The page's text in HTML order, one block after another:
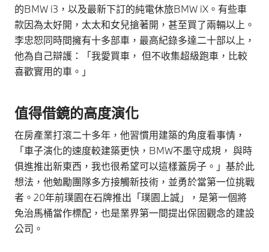
的BMW i3，以及最新下訂的純電休旅BMW iX。有些車
款因為太好開，太太和女兒搶著開，甚至買了兩輛以上。
李忠恕同時間擁有十多部車，最高紀錄多達二十部以上，
他為自己辯護：「我愛買車， 但不收集超級跑車，比較
喜歡實用的車。」
值得借鏡的高度演化
在房產業打滾二十多年，他習慣用建築的角度看事情，
「車子演化的速度較建築更快，BMW不墨守成規， 與時
俱進推出新東西，我也很希望可以這樣蓋房子。」基於此
想法，他勉勵團隊多方接觸新技術，並勇於當第一位挑戰
者。20年前璞園在石牌推出「璞園上誠」，是第一個將
免治馬桶當作標配，也是業界第一間提出保固觀念的建設
公司。